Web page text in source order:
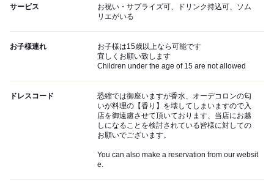
サービス
お祝い・サプライズ可、ドリンク持込可、ソム
リエがいる
お子様連れ
お子様は15歳以上なら可能です
宜しくお願い致します
Children under the age of 15 are not allowed
ドレスコード
恐縮では御座いますが香水、オーデコロンの匂
いが料理の【香り】を壊してしまいますので入
店を御遠慮させて頂いております、当店にお越
しになることを検討されている皆様に対しての
お願いでございます。
You can also make a reservation from our websit
e.